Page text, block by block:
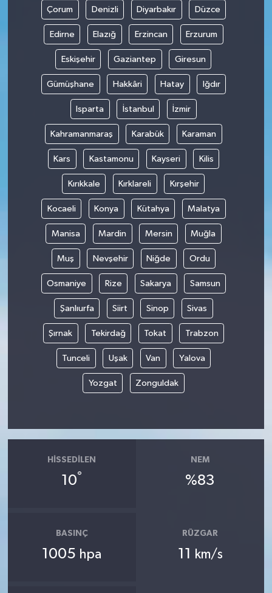
Çorum Denizli Diyarbakır Düzce
Edirne Elazığ Erzincan Erzurum
Eskişehir Gaziantep Giresun
Gümüşhane Hakkâri Hatay Iğdır
Isparta İstanbul İzmir
Kahramanmaraş Karabük Karaman
Kars Kastamonu Kayseri Kilis
Kırıkkale Kırklareli Kırşehir
Kocaeli Konya Kütahya Malatya
Manisa Mardin Mersin Muğla
Muş Nevşehir Niğde Ordu
Osmaniye Rize Sakarya Samsun
Şanlıurfa Siirt Sinop Sivas
Şırnak Tekirdağ Tokat Trabzon
Tunceli Uşak Van Yalova
Yozgat Zonguldak
HISSEDILEN
10°
NEM
%83
BASINÇ
1005 hpa
RÜZGAR
11 km/s